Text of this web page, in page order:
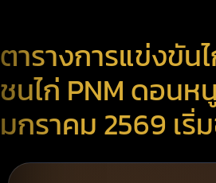
ตารางการแข่งขัน
ชนไก่ PNM ดอนห
มกราคม 2569 เริ่